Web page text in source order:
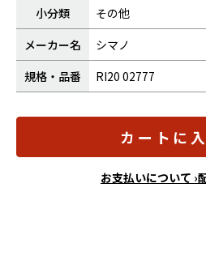
小分類
その他
メーカー名
シマノ
規格・品番
RI20 02777
カートに
お支払いについて ›